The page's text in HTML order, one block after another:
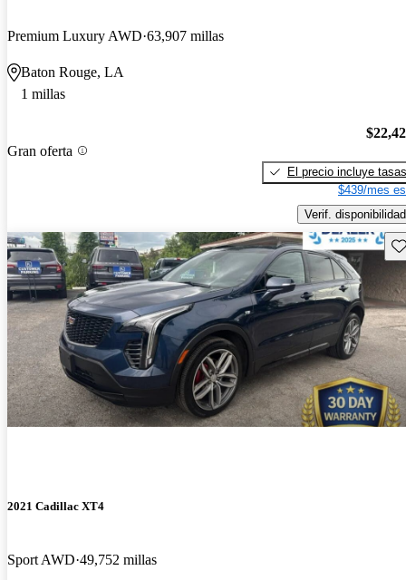
Premium Luxury AWD 63,907 millas
Baton Rouge, LA
1 millas
Gran oferta
El precio incluye tasas
$439/mes
Verif. disponibilidad
2021 Cadillac XT4
Sport AWD 49,752 millas